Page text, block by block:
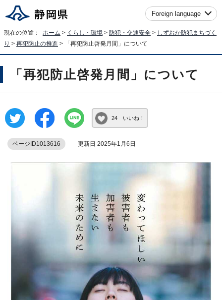
Foreign language
現在の位置： ホーム > くらし・環境 > 防犯・交通安全 > しずおか防犯まちづく
り > 再犯防止の推進 > 「再犯防止啓発月間」について
「再犯防止啓発月間」について
24 いいね！
ページID1013616 更新日 2025年1月6日